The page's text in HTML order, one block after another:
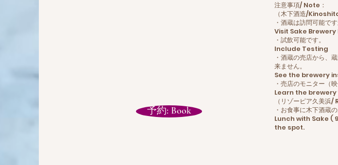
予約: Book
注意事項/ Note：
（木下酒造/
・酒蔵は訪問可能で
Visit Sake
・試飲可能です。
Include Testing
・酒蔵の売店から、
来ません。
See the brewery
・売店のモニター（
Learn the
（リゾーピア久美
・お食事に木下酒蔵
Lunch with Sake (
the spot.